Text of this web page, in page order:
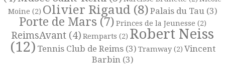
Moine (2) Olivier Rigaud(8) Palais du Tau(3)
Porte de Mars(7) Princes de la Jeunesse (2)
ReimsAvant (4) Remparts (2) Robert Neiss
(12) Tennis Club de Reims(3) Tramway(2) Vincent
Barbin(3)